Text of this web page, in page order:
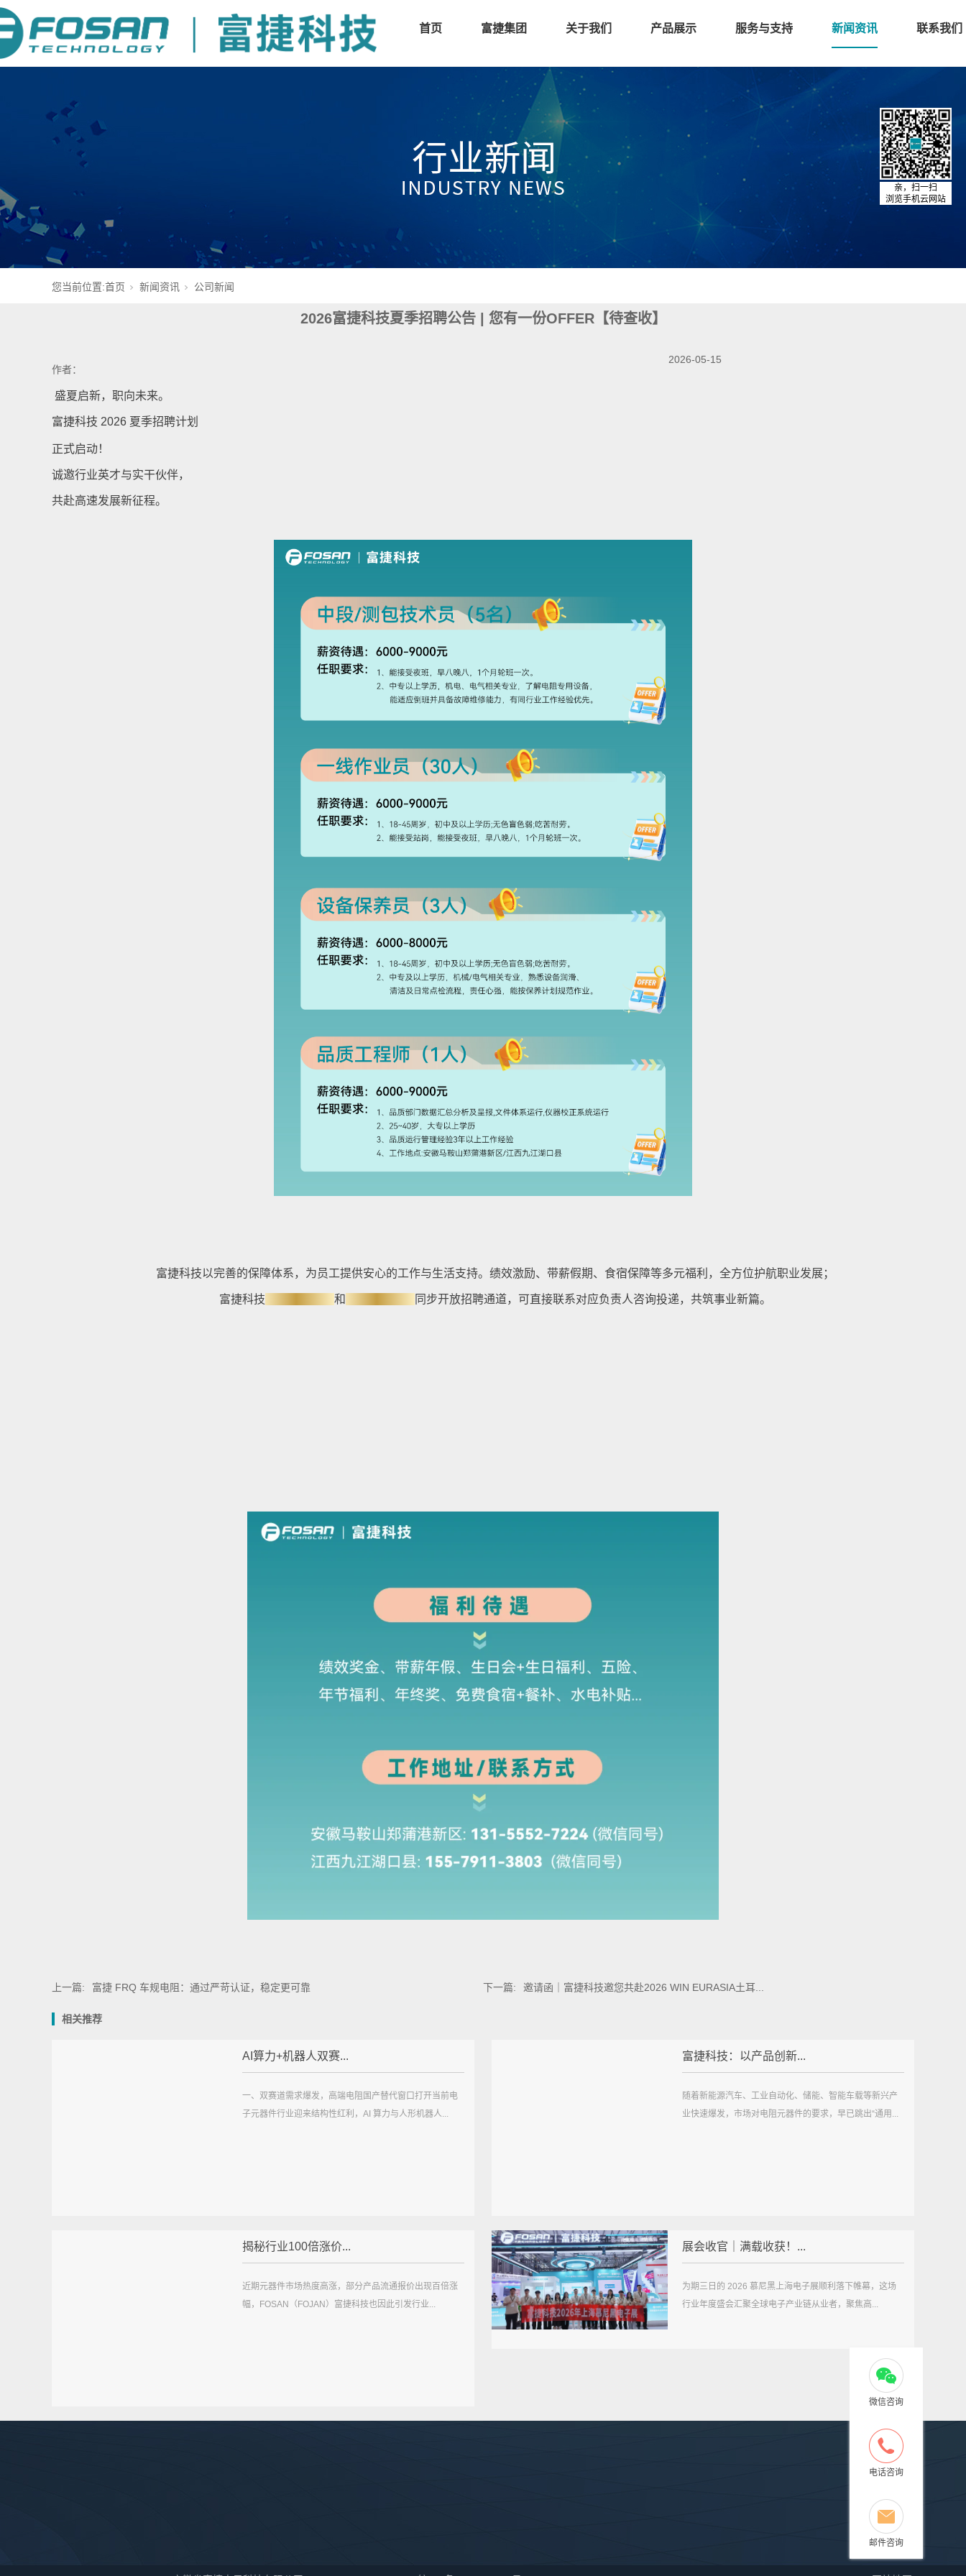
首页 富捷集团 关于我们 产品展示 服务与支持 新闻资讯 联系我们
您当前位置:首页 新闻资讯 公司新闻
2026富捷科技夏季招聘公告 | 您有一份OFFER【待查收】
作者：
2026-05-15
盛夏启新，职向未来。
富捷科技 2026 夏季招聘计划
正式启动！
诚邀行业英才与实干伙伴，
共赴高速发展新征程。
富捷科技以完善的保障体系，为员工提供安心的工作与生活支持。绩效激励、带薪假期、食宿保障等多元福利，全方位护航职业发展；
富捷科技 安徽生产基地和 同步开放招聘通道，可直接联系对应负责人咨询投递，共筑事业新篇。
上一篇: 富捷 FRQ 车规电阻：通过严苛认证，稳定更可靠 下一篇: 邀请函｜富捷科技邀您共赴2026 WIN EURASIA土耳...
相关推荐
AI算力+机器人双赛...
一、双赛道需求爆发，高端电阻国产替代窗口打开当前电
子元器件行业迎来结构性红利，AI 算力与人形机器人...
富捷科技：以产品创新...
随着新能源汽车、工业自动化、储能、智能车载等新兴产
业快速爆发，市场对电阻元器件的要求，早已跳出“通用...
揭秘行业100倍涨价...
近期元器件市场热度高涨，部分产品流通报价出现百倍涨
幅，FOSAN（FOJAN）富捷科技也因此引发行业...
展会收官｜满载收获！...
为期三日的 2026 慕尼黑上海电子展顺利落下帷幕，这场
行业年度盛会汇聚全球电子产业链从业者，聚焦高...
联系我们
微信咨询
电话咨询
邮件咨询
亲，扫一扫
浏览手机云网站